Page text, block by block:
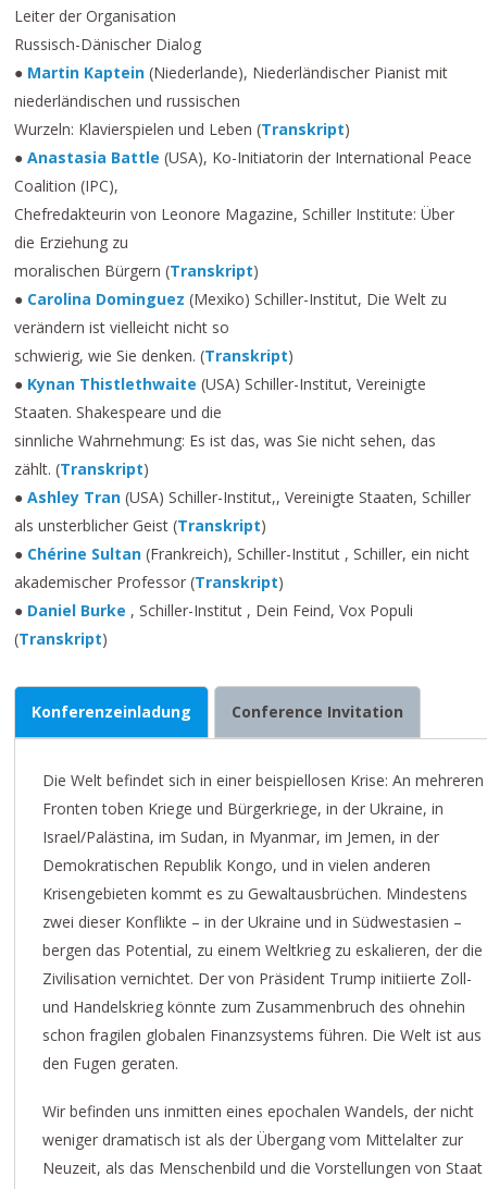
Leiter der Organisation
Russisch-Dänischer Dialog
● Martin Kaptein (Niederlande), Niederländischer Pianist mit
niederländischen und russischen
Wurzeln: Klavierspielen und Leben (Transkript)
●Anastasia Battle (USA), Ko-Initiatorin der International Peace
Coalition (IPC),
Chefredakteurin von Leonore Magazine, Schiller Institute: Über
die Erziehung zu
moralischen Bürgern (Transkript)
● Carolina Dominguez (Mexiko) Schiller-Institut, Die Welt zu
verändern ist vielleicht nicht so
schwierig, wie Sie denken. (Transkript)
● Kynan Thistlethwaite (USA) Schiller-Institut, Vereinigte
Staaten. Shakespeare und die
sinnliche Wahrnehmung: Es ist das, was Sie nicht sehen, das
zählt. (Transkript)
●Ashley Tran (USA) Schiller-Institut,, Vereinigte Staaten, Schiller
als unsterblicher Geist (Transkript)
● Chérine Sultan(Frankreich), Schiller-Institut , Schiller, ein nicht
akademischer Professor (Transkript)
● Daniel Burke , Schiller-Institut , Dein Feind, Vox Populi
(Transkript)
Konferenzeinladung Conference Invitation
Die Welt befindet sich in einer beispiellosen Krise: An mehreren
Fronten toben Kriege und Bürgerkriege, in der Ukraine, in
Israel/Palästina, im Sudan, in Myanmar, im Jemen, in der
Demokratischen Republik Kongo, und in vielen anderen
Krisengebieten kommt es zu Gewaltausbrüchen. Mindestens
zwei dieser Konflikte – in der Ukraine und in Südwestasien –
bergen das Potential, zu einem Weltkrieg zu eskalieren, der die
Zivilisation vernichtet. Der von Präsident Trump initiierte Zoll-
und Handelskrieg könnte zum Zusammenbruch des ohnehin
schon fragilen globalen Finanzsystems führen. Die Welt ist aus
den Fugen geraten.
Wir befinden uns inmitten eines epochalen Wandels, der nicht
weniger dramatisch ist als der Übergang vom Mittelalter zur
Neuzeit, als das Menschenbild und die Vorstellungen von Staat